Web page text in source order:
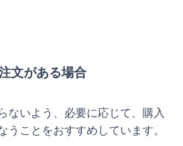
文がある場合
ないよう、必要に応じて、購入
うことをおすすめしています。